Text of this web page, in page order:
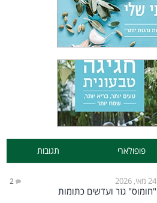
פופולארי תגובות
24 מאי, 2026 2
"חומוס" גזר ועדשים כתומות